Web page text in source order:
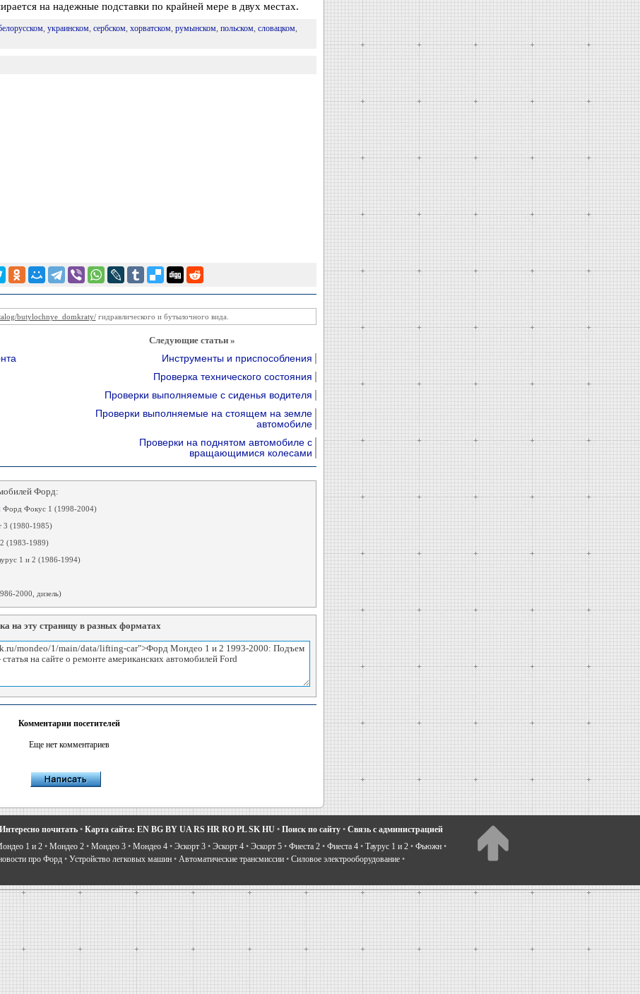
на надежные подставки по крайней мере в двух местах.
, украинском, сербском, хорватском, румынском, польском, словацком,
butylochnye_domkraty/гидравлического и бутылочного вида.
Следующие статьи »
Инструменты и приспособления
Проверка технического состояния
Проверки выполняемые с сиденья водителя
Проверки выполняемые на стоящем на земле
автомобиле
Проверки на поднятом автомобиле с
вращающимися колесами
Форд:
Форд Фокус 1 (1998-2004)
3 (1980-1985)
(1983-1989)
1 и 2 (1986-1994)
2000, дизель)
на эту страницу в разных форматах
Комментарии посетителей
Еще нет комментариев
Интересно почитать • Карта сайта: EN BG BY UA RS HR RO PL SK HU • Поиск по сайту • Связь с администрацией
1 и 2 • Мондео 2 • Мондео 3 • Мондео 4 • Эскорт 3 • Эскорт 4 • Эскорт 5 • Фиеста 2 • Фиеста 4 • Таурус 1 и 2 • Фьюжн •
про Форд • Устройство легковых машин • Автоматические трансмиссии • Силовое электрооборудование •